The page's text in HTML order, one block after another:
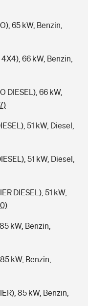
65 kW, Benzin,
66 kW, Benzin,
DIESEL), 66 kW,
51 kW, Diesel,
51 kW, Diesel,
DIESEL), 51 kW,
kW, Benzin,
kW, Benzin,
85 kW, Benzin,